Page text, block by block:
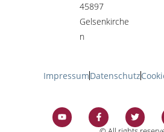
45897
Gelsenkirche
n
ImpressumDatenschutz